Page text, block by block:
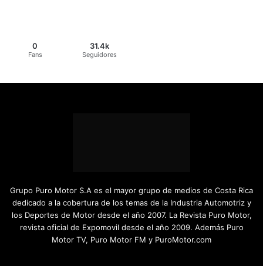
0
Fans
31.4k
Seguidores
Grupo Puro Motor S.A es el mayor grupo de medios de Costa Rica
dedicado a la cobertura de los temas de la Industria Automotriz y
los Deportes de Motor desde el año 2007. La Revista Puro Motor,
revista oficial de Expomovil desde el año 2009. Además Puro
Motor TV, Puro Motor FM y PuroMotor.com